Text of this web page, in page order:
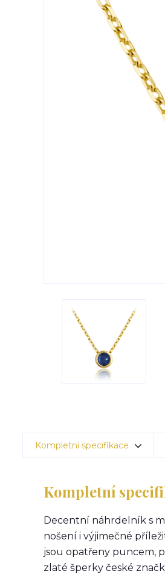
Kompletní specifikace
Kompletní
Decentní náhrdelník s
nošení i výjimečné
jsou opatřeny puncem,
zlaté šperky české